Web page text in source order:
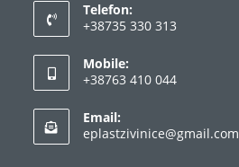
Telefon:
+38735 330 313
Mobile:
+38763 410 044
Email:
eplastzivinice@gmail.com